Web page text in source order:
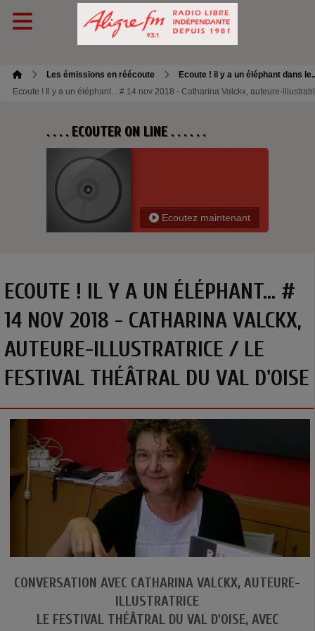
Les émissions en réécoute
Ecoute ! il y a un éléphant dans
Ecoute ! Il y a un éléphant... # 14 nov 2018 - Catharina Valckx, auteure-
. . . . ECOUTER ON LINE . . . . . .
Ecoutez maintenant
ECOUTE ! IL Y A UN ÉLÉPHANT... #
14 NOV 2018 - CATHARINA VALCKX,
AUTEURE-ILLUSTRATRICE / LE
FESTIVAL THÉÂTRAL DU VAL D'OISE
CONVERSATION AVEC CATHARINA VALCKX, AUTEURE-
ILLUSTRATRICE
LE FESTIVAL THÉÂTRAL DU VAL D'OISE, AVEC
https://podcast.ausha.co/ecoute-il-y-a-un-elephant-dans-le-jardin/edlj-2018-11-